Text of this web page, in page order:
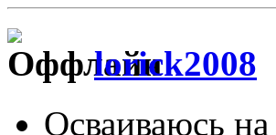
lorick2008
Осваиваюсь